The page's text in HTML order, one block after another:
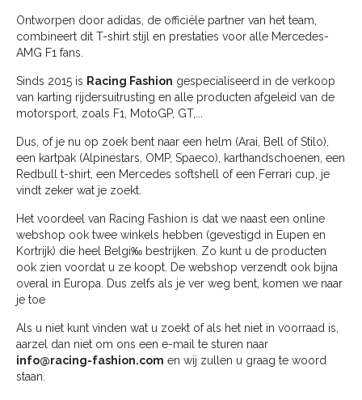
Ontworpen door adidas, de officiële partner van het team,
combineert dit T-shirt stijl en prestaties voor alle Mercedes-
AMG F1 fans.
Sinds 2015 is Racing Fashion gespecialiseerd in de verkoop
van karting rijdersuitrusting en alle producten afgeleid van de
motorsport, zoals F1, MotoGP, GT,...
Dus, of je nu op zoek bent naar een helm (Arai, Bell of Stilo),
een kartpak (Alpinestars, OMP, Spaeco), karthandschoenen, een
Redbull t-shirt, een Mercedes softshell of een Ferrari cup, je
vindt zeker wat je zoekt.
Het voordeel van Racing Fashion is dat we naast een online
webshop ook twee winkels hebben (gevestigd in Eupen en
Kortrijk) die heel Belgi‰ bestrijken. Zo kunt u de producten
ook zien voordat u ze koopt. De webshop verzendt ook bijna
overal in Europa. Dus zelfs als je ver weg bent, komen we naar
je toe
Als u niet kunt vinden wat u zoekt of als het niet in voorraad is,
aarzel dan niet om ons een e-mail te sturen naar
info@racing-fashion.com en wij zullen u graag te woord
staan.